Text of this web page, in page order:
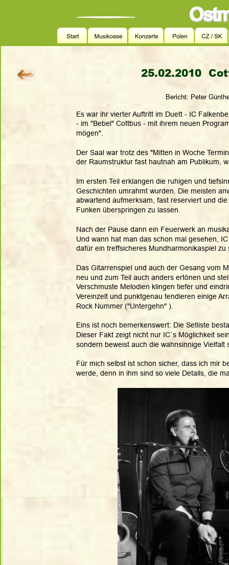
25.02.2010
Bericht: Peter
Es war ihr vierter Auftritt im Duett - IC
- im "Bebel" Cottbus - mit ihrem neuen
mögen".
Der Saal war trotz des "Mitten in Woche
der Raumstruktur fast hautnah am Publikum,
Im ersten Teil erklangen die ruhigen und
Geschichten umrahmt wurden. Die meisten
abwartend aufmerksam, fast reserviert und
Funken überspringen zu lassen.
Nach der Pause dann ein Feuerwerk an
Und wann hat man das schon mal gesehen,
dafür ein treffsicheres Mundharmonikaspiel zu
Das Gitarrenspiel und auch der Gesang vom
neu und zum Teil auch anders ertönen und
Verschmuste Melodien klingen tiefer und
Vereinzelt und punktgenau tendieren einige
Rock Nummer ("Untergehn" ).
Eins ist noch bemerkenswert: Die Setliste
Dieser Fakt zeigt nicht nur IC`s Möglichkeit
sondern beweist auch die wahnsinnige
Für mich selbst ist schon sicher, dass ich mir
werde, denn in ihm sind so viele Details, die